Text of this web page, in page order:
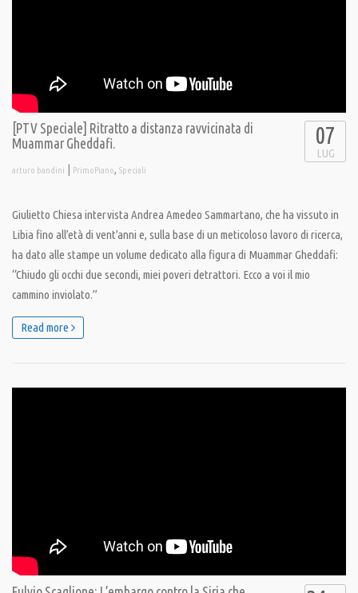
[PTV Speciale] Ritratto a distanza ravvicinata di
Muammar Gheddafi.
arturo bandini | PrimoPiano, Speciali
07
LUG
Giulietto Chiesa intervista Andrea Amedeo Sammartano, che ha vissuto in
Libia fino all’età di vent’anni e, sulla base di un meticoloso lavoro di ricerca,
ha dato alle stampe un volume dedicato alla figura di Muammar Gheddafi:
“Chiudo gli occhi due secondi, miei poveri detrattori. Ecco a voi il mio
cammino inviolato.”
Read more